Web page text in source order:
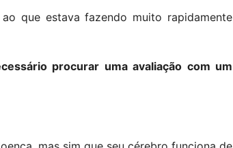
que estava fazendo muito rapidamente
procurar uma avaliação com um